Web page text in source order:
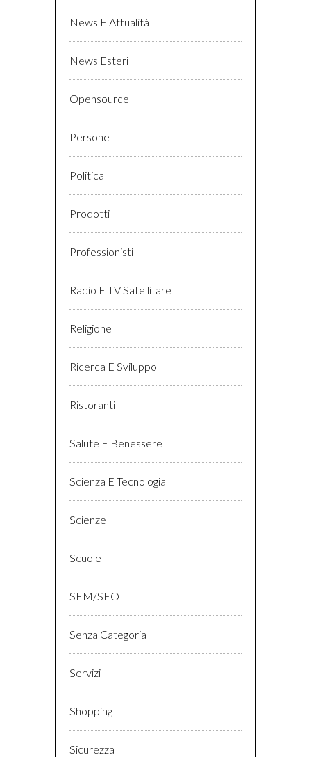
News E Attualità
News Esteri
Opensource
Persone
Politica
Prodotti
Professionisti
Radio E TV Satellitare
Religione
Ricerca E Sviluppo
Ristoranti
Salute E Benessere
Scienza E Tecnologia
Scienze
Scuole
SEM/SEO
Senza Categoria
Servizi
Shopping
Sicurezza